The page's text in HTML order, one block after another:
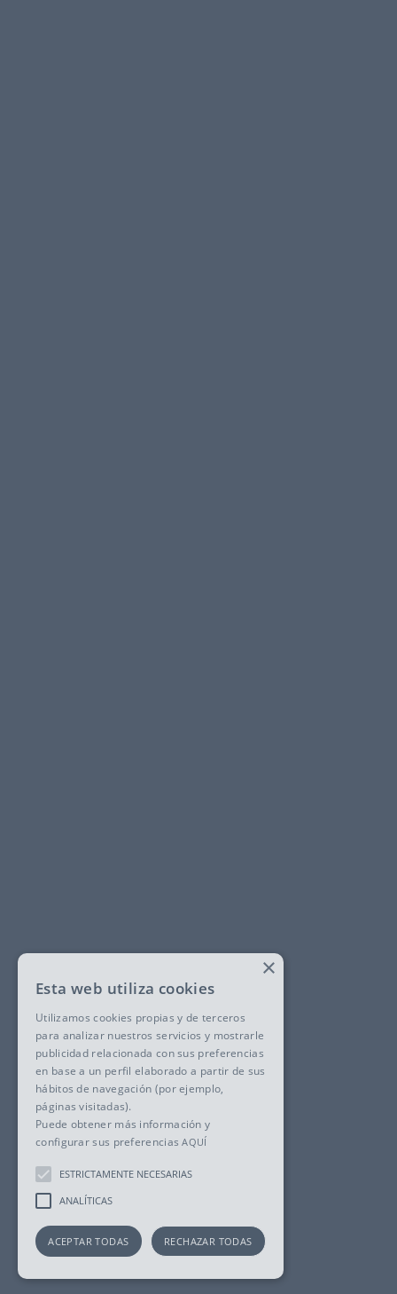
×
Esta web utiliza cookies
Utilizamos cookies propias y de terceros
para analizar nuestros servicios y mostrarle
publicidad relacionada con sus preferencias
en base a un perfil elaborado a partir de sus
hábitos de navegación (por ejemplo,
páginas visitadas).
Puede obtener más información y
configurar sus preferenciasAQUÍ
ESTRICTAMENTE NECESARIAS
ANALÍTICAS
ACEPTAR TODAS RECHAZAR TODAS